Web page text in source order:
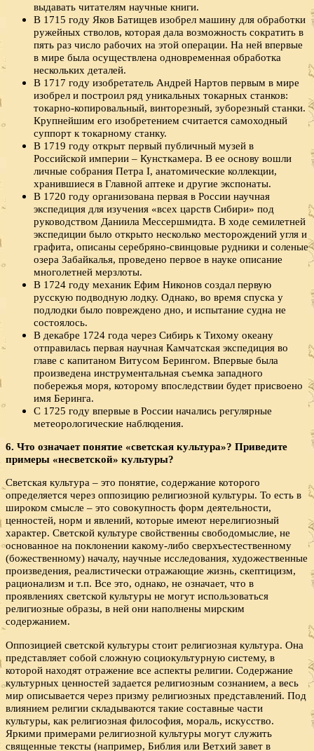
выдавать читателям научные книги.
В 1715 году Яков Батищев изобрел машину для обработки
ружейных стволов, которая дала возможность сократить в
пять раз число рабочих на этой операции. На ней впервые
в мире была осуществлена одновременная обработка
нескольких деталей.
В 1717 году изобретатель Андрей Нартов первым в мире
изобрел и построил ряд уникальных токарных станков:
токарно-копировальный, винторезный, зуборезный станки.
Крупнейшим его изобретением считается самоходный
суппорт к токарному станку.
В 1719 году открыт первый публичный музей в
Российской империи – Кунсткамера. В ее основу вошли
личные собрания Петра I, анатомические коллекции,
хранившиеся в Главной аптеке и другие экспонаты.
В 1720 году организована первая в России научная
экспедиция для изучения «всех царств Сибири» под
руководством Даниила Мессершмидта. В ходе семилетней
экспедиции было открыто несколько месторождений угля и
графита, описаны серебряно-свинцовые рудники и соленые
озера Забайкалья, проведено первое в науке описание
многолетней мерзлоты.
В 1724 году механик Ефим Никонов создал первую
русскую подводную лодку. Однако, во время спуска у
подлодки было повреждено дно, и испытание судна не
состоялось.
В декабре 1724 года через Сибирь к Тихому океану
отправилась первая научная Камчатская экспедиция во
главе с капитаном Витусом Берингом. Впервые была
произведена инструментальная съемка западного
побережья моря, которому впоследствии будет присвоено
имя Беринга.
С 1725 году впервые в России начались регулярные
метеорологические наблюдения.
6. Что означает понятие «светская культура»? Приведите
примеры «несветской» культуры?
Светская культура – это понятие, содержание которого
определяется через оппозицию религиозной культуры. То есть в
широком смысле – это совокупность форм деятельности,
ценностей, норм и явлений, которые имеют нерелигиозный
характер. Светской культуре свойственны свободомыслие, не
основанное на поклонении какому-либо сверхъестественному
(божественному) началу, научные исследования, художественные
произведения, реалистически отражающие жизнь, скептицизм,
рационализм и т.п. Все это, однако, не означает, что в
проявлениях светской культуры не могут использоваться
религиозные образы, в ней они наполнены мирским
содержанием.
Оппозицией светской культуры стоит религиозная культура. Она
представляет собой сложную социокультурную систему, в
которой находят отражение все аспекты религии. Содержание
культурных ценностей задается религиозным сознанием, а весь
мир описывается через призму религиозных представлений. Под
влиянием религии складываются такие составные части
культуры, как религиозная философия, мораль, искусство.
Яркими примерами религиозной культуры могут служить
священные тексты (например, Библия или Ветхий завет в